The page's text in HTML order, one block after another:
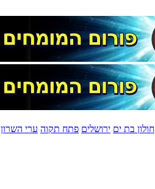
חולון בת ים ירושלים פתח תקוה ערי השרון